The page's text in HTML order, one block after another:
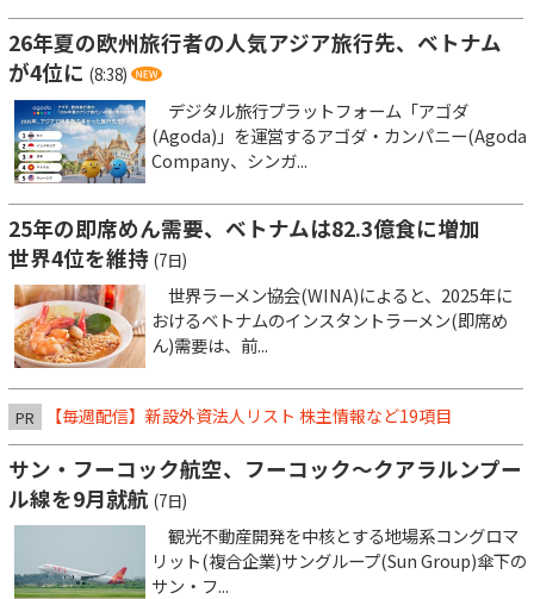
26年夏の欧州旅行者の人気アジア旅行先、ベトナム
が4位に (8:38)
デジタル旅行プラットフォーム「アゴダ
(Agoda)」を運営するアゴダ・カンパニー(Agoda
Company、シンガ...
25年の即席めん需要、ベトナムは82.3億食に増加
世界4位を維持 (7日)
世界ラーメン協会(WINA)によると、2025年に
おけるベトナムのインスタントラーメン(即席め
ん)需要は、前...
PR 【毎週配信】新設外資法人リスト 株主情報など19項目
サン・フーコック航空、フーコック～クアラルンプー
ル線を9月就航 (7日)
観光不動産開発を中核とする地場系コングロマ
リット(複合企業)サングループ(Sun Group)傘下の
サン・フ...